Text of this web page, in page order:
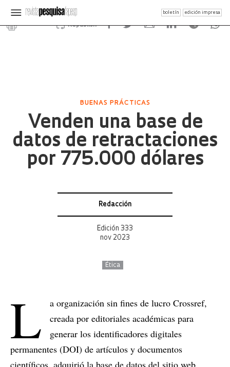
boletín edición impresa
Republish
BUENAS PRÁCTICAS
Venden una base de
datos de retractaciones
por 775.000 dólares
Redacción
Edición 333
nov 2023
Ética
L
a organización sin fines de lucro Crossref,
creada por editoriales académicas para
generar los identificadores digitales
permanentes (DOI) de artículos y documentos
científicos, adquirió la base de datos del sitio web